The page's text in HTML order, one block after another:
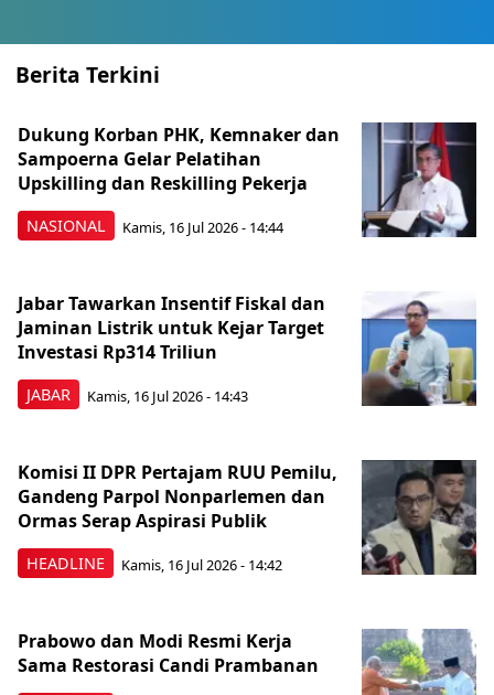
Berita Terkini
NASIONAL
Dukung Korban PHK, Kemnaker dan
Sampoerna Gelar Pelatihan
Upskilling dan Reskilling Pekerja
Kamis, 16 Jul 2026 - 14:44
JABAR
Jabar Tawarkan Insentif Fiskal dan
Jaminan Listrik untuk Kejar Target
Investasi Rp314 Triliun
Kamis, 16 Jul 2026 - 14:43
HEADLINE
Komisi II DPR Pertajam RUU Pemilu,
Gandeng Parpol Nonparlemen dan
Ormas Serap Aspirasi Publik
Kamis, 16 Jul 2026 - 14:42
Prabowo dan Modi Resmi Kerja
Sama Restorasi Candi Prambanan